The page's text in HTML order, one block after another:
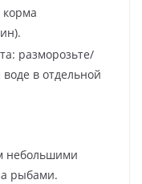
разморозьте/
в отдельной
небольшими
рыбами.